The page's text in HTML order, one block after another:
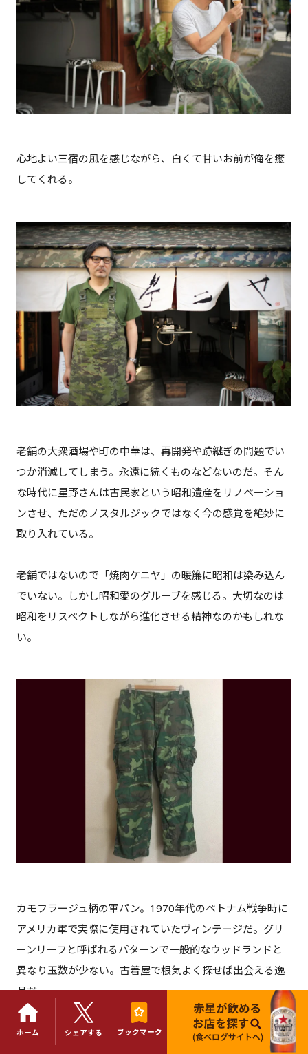
心地よい三宿の風を感じながら、白くて甘いお前が俺を癒
してくれる。
老舗の大衆酒場や町の中華は、再開発や跡継ぎの問題でい
つか消滅してしまう。永遠に続くものなどないのだ。そん
な時代に星野さんは古民家という昭和遺産をリノベーショ
ンさせ、ただのノスタルジックではなく今の感覚を絶妙に
取り入れている。
老舗ではないので「焼肉ケニヤ」の暖簾に昭和は染み込ん
でいない。しかし昭和愛のグルーブを感じる。大切なのは
昭和をリスペクトしながら進化させる精神なのかもしれな
い。
カモフラージュ柄の軍パン。1970年代のベトナム戦争時に
アメリカ軍で実際に使用されていたヴィンテージだ。グリ
ーンリーフと呼ばれるパターンで一般的なウッドランドと
異なり玉数が少ない。古着屋で根気よく探せば出会える逸
品だ。
Text:Eiji Katano
ホーム シェアする ブックマーク